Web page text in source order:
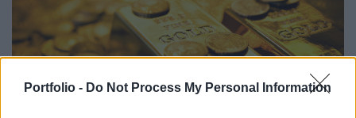
Portfolio - Do Not Process My Personal Information